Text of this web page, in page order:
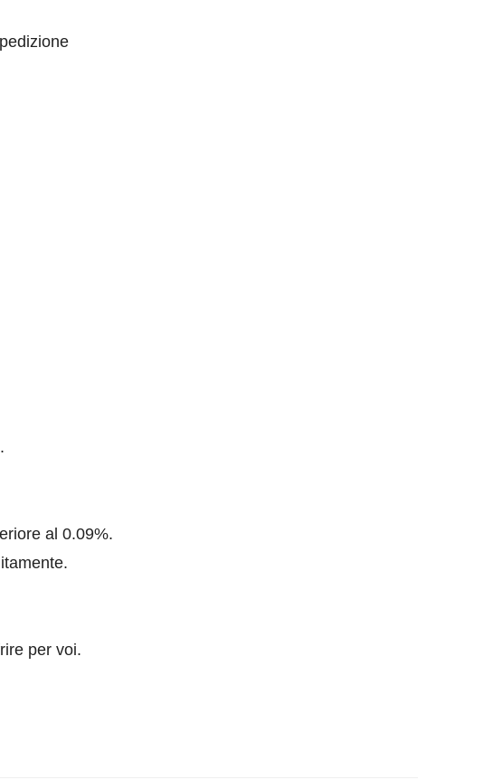
al 0.09%.
per voi.